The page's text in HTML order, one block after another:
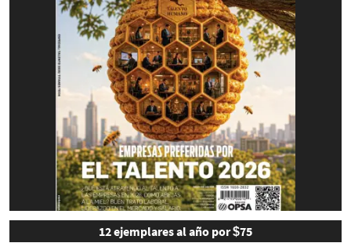
12 ejemplares al año por $75